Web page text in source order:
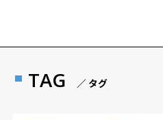
TAG ／ タグ